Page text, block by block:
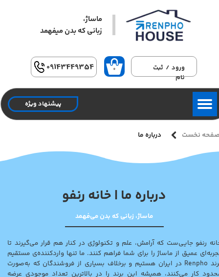
پیشنهاد ویژه
ورود / ثبت
نام
حساب کاربری من
تغییر گذر واژه
سفارشات
خروج از حساب کاربری
۰
ماساژ،
زبانی که بدن میفهمد​​​​​​​
09143449354
نخست درباره ما
درباره ما | خانه رنفو​​​​​​​
ماساژ، زبانی که بدن می‌فهمد​​​​​​​
رنفو جایی‌ست که آرامش، علم و تکنولوژی در کنار هم قرار می‌گیرند تا
عمیق از ماساژ را برای شما فراهم کنند. ما تنها واردکننده‌ی مستقیم
برند Renpho در ایران هستیم و برخلاف بسیاری از فروشندگان که به‌صورت
کار می‌کنند، همیشه این برند را در بالاترین تعداد موجودی عرضه